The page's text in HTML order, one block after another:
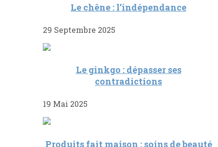
Le chêne : l’indépendance
29 Septembre 2025
Le ginkgo : dépasser ses
contradictions
19 Mai 2025
Produits fait maison : soins de beauté